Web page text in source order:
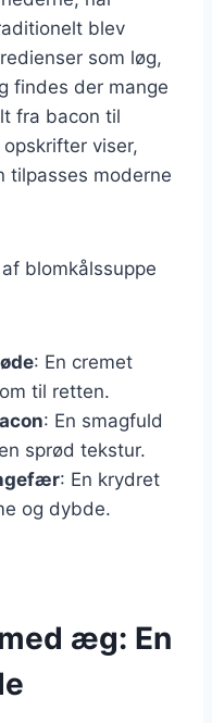
blev
som løg,
findes der mange
fra bacon til
viser,
tilpasses moderne
blomkålssuppe
: En cremet
til retten.
: En smagfuld
sprød tekstur.
: En krydret
og dybde.
æg: En